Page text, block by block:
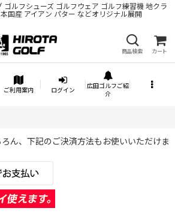
ゴルフシューズ ゴルフウェア ゴルフ練習機 地クラ
国産 アイアン パター などオリジナル展開
商品検索 カート
ご利用案内 ログイン
広田ゴルフご紹
介
ん、下記のご決済方法もお使いいただけま